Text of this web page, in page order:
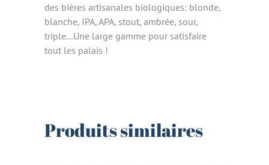
des bières artisanales biologiques: blonde,
blanche, IPA, APA, stout, ambrée, sour,
triple…Une large gamme pour satisfaire
tout les palais !
Produits similaires